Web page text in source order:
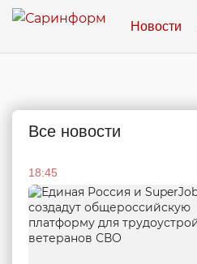
Новости
Все новости
18:45